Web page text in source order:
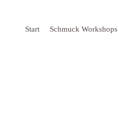
Start Schmuck Workshops